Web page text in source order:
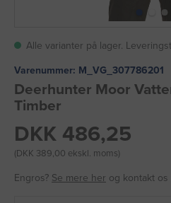
Alle varianter på lager.
Varenummer: M_VG_307786201
Deerhunter Moor
Timber
DKK 486,25
(DKK 389,00 ekskl. moms)
Engros? Se mere her og kontakt